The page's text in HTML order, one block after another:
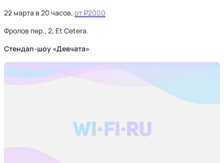
22 марта в 20 часов, от ₽2000
Фролов пер., 2, Et Cetera.
Cтендап-шоу «Девчата»